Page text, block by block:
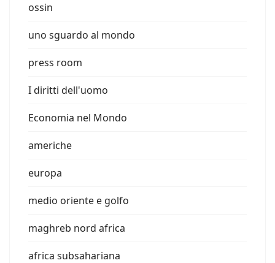
ossin
uno sguardo al mondo
press room
I diritti dell'uomo
Economia nel Mondo
americhe
europa
medio oriente e golfo
maghreb nord africa
africa subsahariana